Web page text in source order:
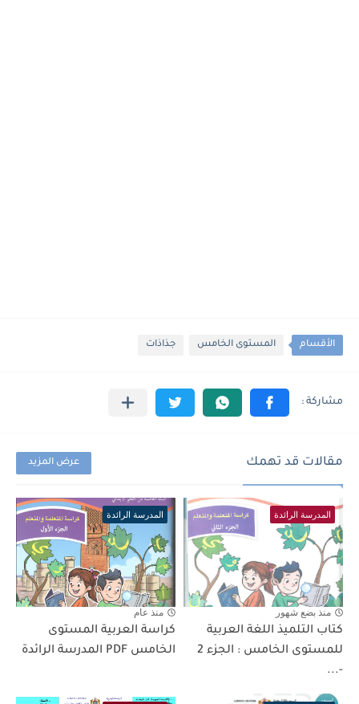
الأقسام المستوى الخامس جذاذات
مقالات قد تهمك عرض المزيد
المدرسة الرائدة
منذ بضع شهور
كتاب التلميذ اللغة العربية
للمستوى الخامس : الجزء 2
-...
المدرسة الرائدة
منذ عام
كراسة العربية المستوى
الخامس PDF المدرسة الرائدة